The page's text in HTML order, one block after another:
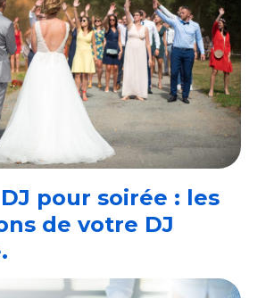
pour soirée : les
de votre DJ